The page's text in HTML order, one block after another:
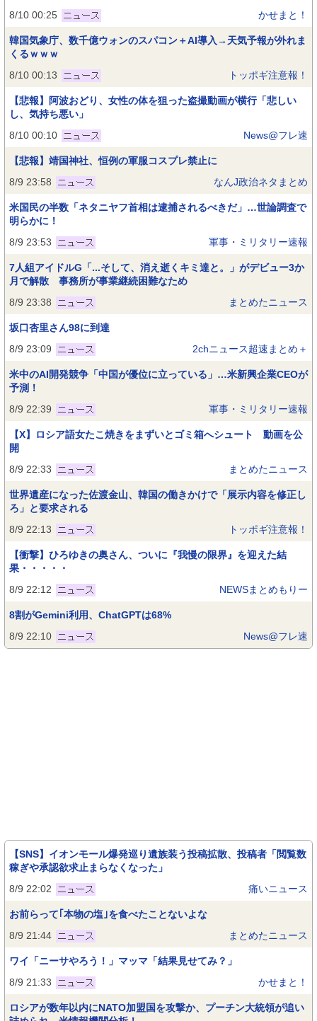
8/10 00:25
かせまと！
韓国気象庁、数千億ウォンのスパコン＋AI導入→天気予報が外れま
くるｗｗｗ
8/10 00:13
トッポギ注意報！
【悲報】阿波おどり、女性の体を狙った盗撮動画が横行「悲しい
し、気持ち悪い」
8/10 00:10
News@フレ速
【悲報】靖国神社、恒例の軍服コスプレ禁止に
8/9 23:58
なんJ政治ネタまとめ
米国民の半数「ネタニヤフ首相は逮捕されるべきだ」…世論調査で
明らかに！
8/9 23:53
軍事・ミリタリー速報
7人組アイドルG「...そして、消え逝くキミ達と。」がデビュー3か
月で解散 事務所が事業継続困難なため
8/9 23:38
まとめたニュース
坂口杏里さん98に到達
8/9 23:09
2chニュース超速まとめ＋
米中のAI開発競争「中国が優位に立っている」…米新興企業CEOが
予測！
8/9 22:39
軍事・ミリタリー速報
【X】ロシア語女たこ焼きをまずいとゴミ箱へシュート 動画を公
開
8/9 22:33
まとめたニュース
世界遺産になった佐渡金山、韓国の働きかけで「展示内容を修正し
ろ」と要求される
8/9 22:13
トッポギ注意報！
【衝撃】ひろゆきの奥さん、ついに『我慢の限界』を迎えた結
果・・・・・
8/9 22:12
NEWSまとめもりー
8割がGemini利用、ChatGPTは68%
8/9 22:10
News@フレ速
【SNS】イオンモール爆発巡り遺族装う投稿拡散、投稿者「閲覧数
稼ぎや承認欲求止まらなくなった」
8/9 22:02
痛いニュース
お前らって｢本物の塩｣を食べたことないよな
8/9 21:44
まとめたニュース
ワイ「ニーサやろう！」マッマ「結果見せてみ？」
8/9 21:33
かせまと！
ロシアが数年以内にNATO加盟国を攻撃か、プーチン大統領が追い